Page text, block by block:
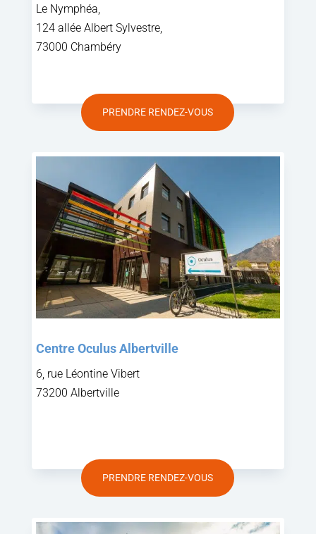
Le Nymphéa,
124 allée Albert Sylvestre,
73000 Chambéry
PRENDRE RENDEZ-VOUS
Centre Oculus Albertville
6, rue Léontine Vibert
73200 Albertville
PRENDRE RENDEZ-VOUS